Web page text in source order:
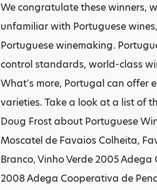
We congratulate these winners,
unfamiliar with Portuguese
Portuguese winemaking.
control standards, world-class
What's more, Portugal can offer
varieties. Take a look at a list of
Doug Frost about Portuguese
Moscatel de Favaios Colheita,
Branco, Vinho Verde 2005
2008 Adega Cooperativa de